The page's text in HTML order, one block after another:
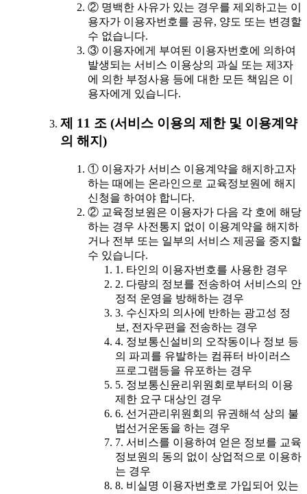
② 명백한 사유가 있는 경우를 제외하고는 이
용자가 이용자번호를 공유, 양도 또는 변경할
수 없습니다.
③ 이용자에게 부여된 이용자번호에 의하여
발생되는 서비스 이용상의 과실 또는 제3자
에 의한 부정사용 등에 대한 모든 책임은 이
용자에게 있습니다.
제 11 조 (서비스 이용의 제한 및 이용계약
의 해지)
① 이용자가 서비스 이용계약을 해지하고자
하는 때에는 온라인으로 교육정보원에 해지
신청을 하여야 합니다.
② 교육정보원은 이용자가 다음 각 호에 해당
하는 경우 사전통지 없이 이용계약을 해지하
거나 전부 또는 일부의 서비스 제공을 중지할
수 있습니다.
1. 타인의 이용자번호를 사용한 경우
2. 다량의 정보를 전송하여 서비스의 안
정적 운영을 방해하는 경우
3. 수신자의 의사에 반하는 광고성 정
보, 전자우편을 전송하는 경우
4. 정보통신설비의 오작동이나 정보 등
의 파괴를 유발하는 컴퓨터 바이러스
프로그램등을 유포하는 경우
5. 정보통신윤리위원회로부터의 이용
제한 요구 대상인 경우
6. 선거관리위원회의 유권해석 상의 불
법선거운동을 하는 경우
7. 서비스를 이용하여 얻은 정보를 교육
정보원의 동의 없이 상업적으로 이용하
는 경우
8. 비실명 이용자번호로 가입되어 있는